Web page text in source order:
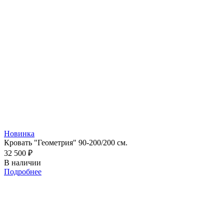
Новинка
Кровать "Геометрия" 90-200/200 см.
32 500 ₽
В наличии
Подробнее